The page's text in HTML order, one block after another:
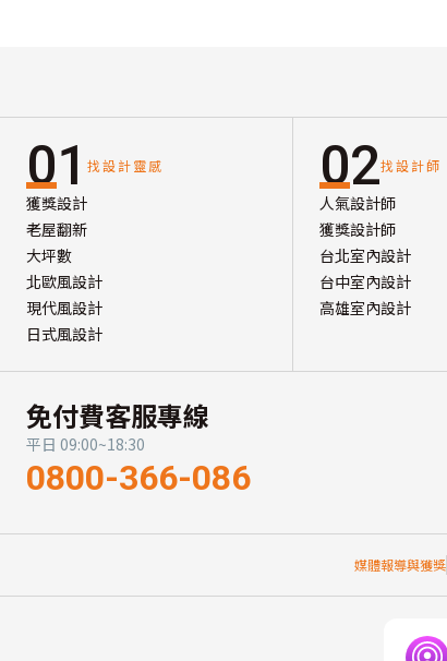
01 找設計靈感
獲獎設計
老屋翻新
大坪數
北歐風設計
現代風設計
日式風設計
02找設計師
人氣設計師
獲獎設計師
台北室內設計
台中室內設計
高雄室內設計
免付費客服專線
平日 09:00~18:30
0800-366-086
媒體報導與獲獎